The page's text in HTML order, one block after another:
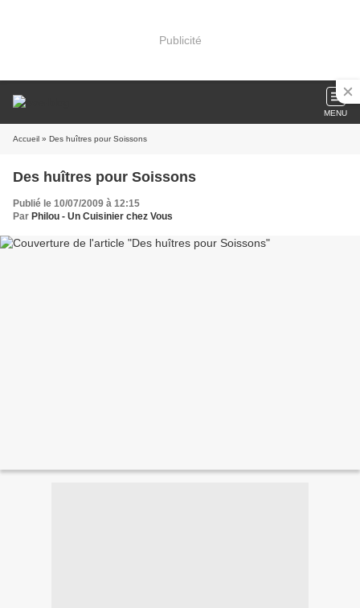
Publicité
MENU
Accueil » Des huîtres pour Soissons
Des huîtres pour Soissons
Publié le 10/07/2009 à 12:15
Par Philou - Un Cuisinier chez Vous